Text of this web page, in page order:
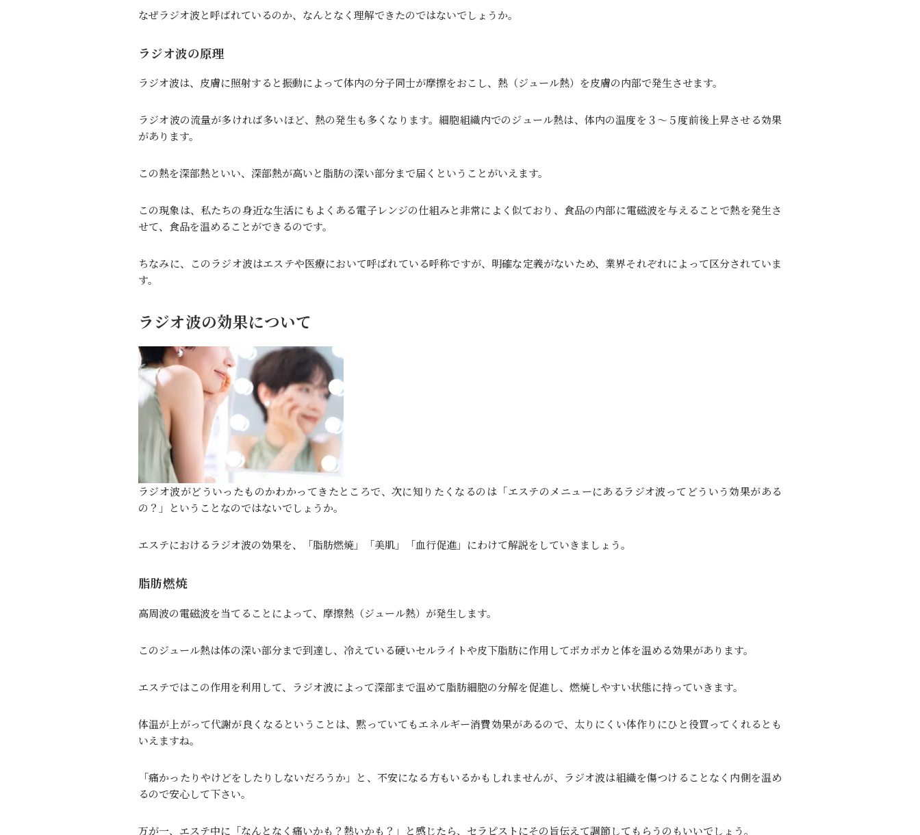
なぜラジオ波と呼ばれているのか、なんとなく理解できたのではないでしょうか。
ラジオ波の原理
ラジオ波は、皮膚に照射すると振動によって体内の分子同士が摩擦をおこし、熱（ジュール熱）を皮膚の内部で発生させます。
ラジオ波の流量が多ければ多いほど、熱の発生も多くなります。細胞組織内でのジュール熱は、体内の温度を３～５度前後上昇させる効果
があります。
この熱を深部熱といい、深部熱が高いと脂肪の深い部分まで届くということがいえます。
この現象は、私たちの身近な生活にもよくある電子レンジの仕組みと非常によく似ており、食品の内部に電磁波を与えることで熱を発生さ
せて、食品を温めることができるのです。
ちなみに、このラジオ波はエステや医療において呼ばれている呼称ですが、明確な定義がないため、業界それぞれによって区分されていま
す。
ラジオ波の効果について
ラジオ波がどういったものかわかってきたところで、次に知りたくなるのは「エステのメニューにあるラジオ波ってどういう効果がある
の？」ということなのではないでしょうか。
エステにおけるラジオ波の効果を、「脂肪燃焼」「美肌」「血行促進」にわけて解説をしていきましょう。
脂肪燃焼
高周波の電磁波を当てることによって、摩擦熱（ジュール熱）が発生します。
このジュール熱は体の深い部分まで到達し、冷えている硬いセルライトや皮下脂肪に作用してポカポカと体を温める効果があります。
エステではこの作用を利用して、ラジオ波によって深部まで温めて脂肪細胞の分解を促進し、燃焼しやすい状態に持っていきます。
体温が上がって代謝が良くなるということは、黙っていてもエネルギー消費効果があるので、太りにくい体作りにひと役買ってくれるとも
いえますね。
「痛かったりやけどをしたりしないだろうか」と、不安になる方もいるかもしれませんが、ラジオ波は組織を傷つけることなく内側を温め
るので安心して下さい。
万が一、エステ中に「なんとなく痛いかも？熱いかも？」と感じたら、セラピストにその旨伝えて調節してもらうのもいいでしょう。